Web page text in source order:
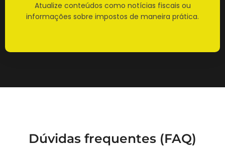
Atualize conteúdos como notícias fiscais ou
informações sobre impostos de maneira prática.
Dúvidas frequentes (FAQ)